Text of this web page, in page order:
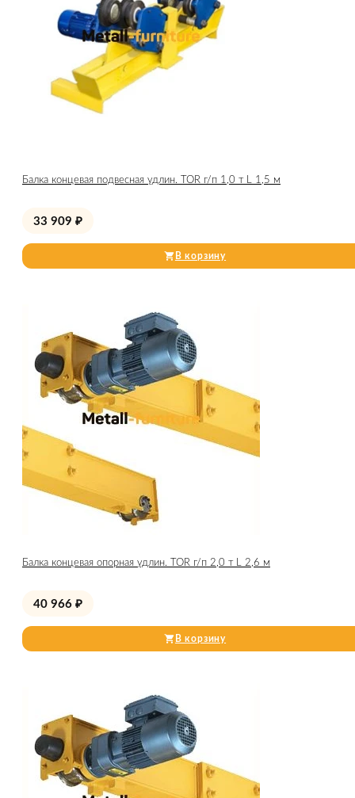
Балка концевая подвесная удлин. TOR г/п 1,0 т L 1,5 м
33 909 ₽
В корзину
Балка концевая опорная удлин. TOR г/п 2,0 т L 2,6 м
40 966 ₽
В корзину